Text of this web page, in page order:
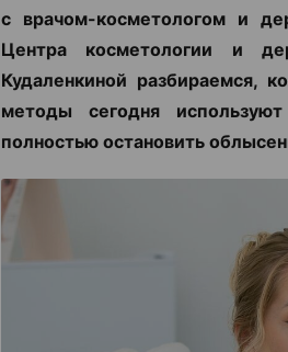
с врачом-косметологом и
Центра косметологии и
Кудаленкиной разбираемся,
методы сегодня
полностью остановить